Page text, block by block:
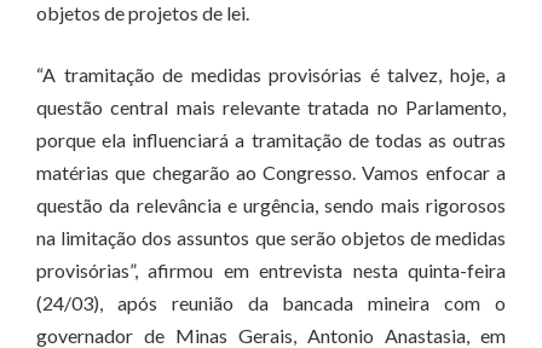
objetos de projetos de lei.
“A tramitação de medidas provisórias é talvez, hoje, a
questão central mais relevante tratada no Parlamento,
porque ela influenciará a tramitação de todas as outras
matérias que chegarão ao Congresso. Vamos enfocar a
questão da relevância e urgência, sendo mais rigorosos
na limitação dos assuntos que serão objetos de medidas
provisórias”, afirmou em entrevista nesta quinta-feira
(24/03), após reunião da bancada mineira com o
governador de Minas Gerais, Antonio Anastasia, em